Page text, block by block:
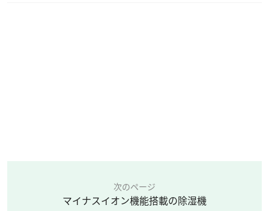
次のページ
マイナスイオン機能搭載の除湿機